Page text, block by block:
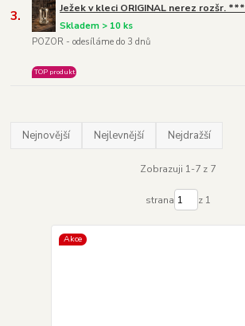
3. Ježek v kleci ORIGINAL nerez rozšr. ***
POZOR - odesíláme do 3 dnů
Skladem > 10 ks
TOP produkt
Nejnovější Nejlevnější Nejdražší
Zobrazuji 1-7 z 7
strana z 1
Akce